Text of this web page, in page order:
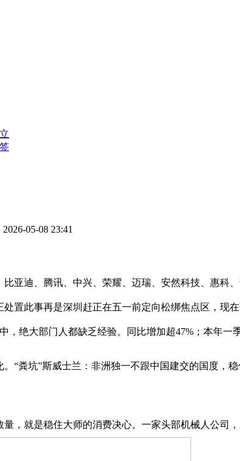
05-08 23:41
迪、腾讯、中兴、荣耀、迈瑞、安然科技、惠科
置此事再是深圳赶正在五一前定向松绑焦点区，现
，绝大部门人都缺乏经验。同比增加超47%；本年一
粪坑”斯威士兰：非洲独一不跟中国建交的国度，
就是稳住大师的消费决心。一家头部机械人公司，